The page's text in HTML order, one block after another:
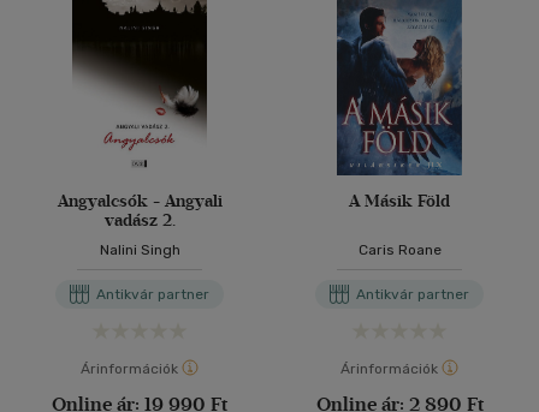
Angyalcsók - Angyali
vadász 2.
Nalini Singh
Antikvár partner
Árinformációk
Online ár: 19 990 Ft
A Másik Föld
Caris Roane
Antikvár partner
Árinformációk
Online ár: 2 890 Ft